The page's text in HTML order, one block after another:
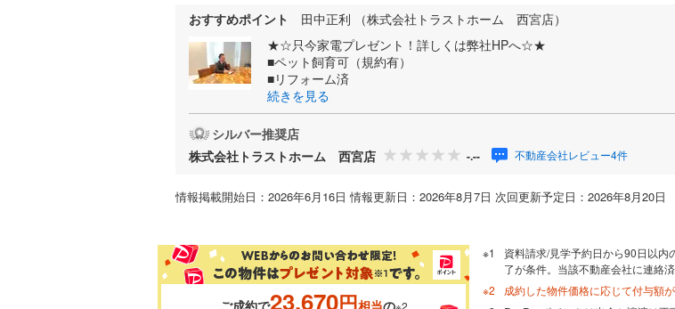
おすすめポイント
田中正利 （株式会社トラストホーム 西宮店）
★☆只今家電プレゼント！詳しくは弊社HPへ☆★
■ペット飼育可（規約有）
■リフォーム済
続きを見る
シルバー推奨店
株式会社トラストホーム 西宮店
-.-- 不動産会社レビュー4件
情報掲載開始日：2026年6月16日 情報更新日：2026年8月7日 次回更新予定日：2026年8月20日
23,670円 ※2
資料請求/見学予約日から90日以
了が条件。当該不動産会社に連絡済
成約した物件価格に応じて付与額